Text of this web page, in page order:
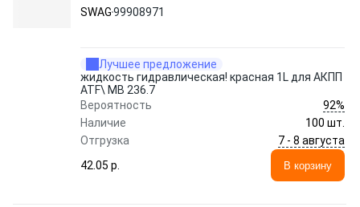
SWAG99908971
Лучшее предложение
жидкость гидравлическая! красная 1L для АКПП
ATF\ MB 236.7
Вероятность
92%
Наличие
100 шт.
Отгрузка
7 - 8 августа
42.05 p.
В корзину